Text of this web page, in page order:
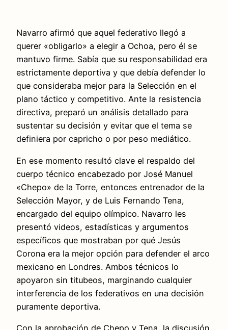
Navarro afirmó que aquel federativo llegó a
querer «obligarlo» a elegir a Ochoa, pero él se
mantuvo firme. Sabía que su responsabilidad era
estrictamente deportiva y que debía defender lo
que consideraba mejor para la Selección en el
plano táctico y competitivo. Ante la resistencia
directiva, preparó un análisis detallado para
sustentar su decisión y evitar que el tema se
definiera por capricho o por peso mediático.
En ese momento resultó clave el respaldo del
cuerpo técnico encabezado por José Manuel
«Chepo» de la Torre, entonces entrenador de la
Selección Mayor, y de Luis Fernando Tena,
encargado del equipo olímpico. Navarro les
presentó videos, estadísticas y argumentos
específicos que mostraban por qué Jesús
Corona era la mejor opción para defender el arco
mexicano en Londres. Ambos técnicos lo
apoyaron sin titubeos, marginando cualquier
interferencia de los federativos en una decisión
puramente deportiva.
Con la aprobación de Chepo y Tena, la discusión